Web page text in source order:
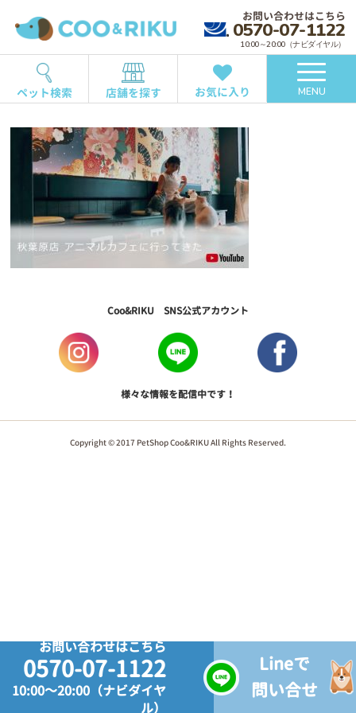
お問い合わせはこちら
0570-07-1122
10:00～20:00（ナビダイヤル）
ペット検索 店舗を探す お気に入り MENU
お問い合わせはこちら
0570-07-1122
10:00～20:00（ナビダイヤ
ル）
Lineで
問い合せ
Coo&RIKU SNS公式アカウント
様々な情報を配信中です！
Copyright © 2017 PetShop Coo&RIKU All Rights Reserved.